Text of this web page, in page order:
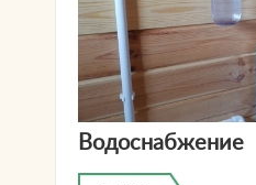
Водоснабжение